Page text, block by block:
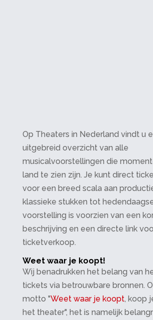
Op Theaters in Nederland vindt u
uitgebreid overzicht van alle
musicalvoorstellingen die
land te zien zijn. Je kunt direct
voor een breed scala aan
klassieke stukken tot
voorstelling is voorzien van een
beschrijving en een directe link
ticketverkoop.
Weet waar je koopt!
Wij benadrukken het belang van
tickets via betrouwbare bronnen.
motto "Weet waar je koopt, koop
het theater", het is namelijk